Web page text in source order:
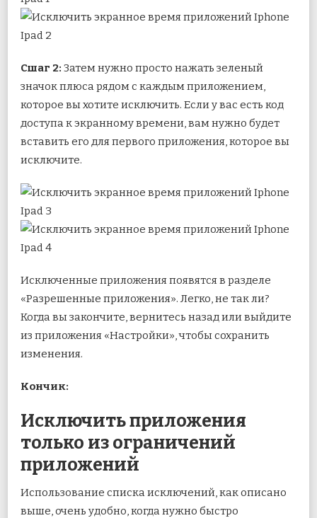
Сшаг 2: Затем нужно просто нажать зеленый
значок плюса рядом с каждым приложением,
которое вы хотите исключить. Если у вас есть код
доступа к экранному времени, вам нужно будет
вставить его для первого приложения, которое вы
исключите.
Исключенные приложения появятся в разделе
«Разрешенные приложения». Легко, не так ли?
Когда вы закончите, вернитесь назад или выйдите
из приложения «Настройки», чтобы сохранить
изменения.
Кончик:
Исключить приложения
только из ограничений
приложений
Использование списка исключений, как описано
выше, очень удобно, когда нужно быстро